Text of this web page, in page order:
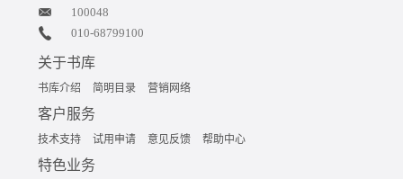
100048
010-68799100
关于书库
书库介绍 简明目录 营销网络
客户服务
技术支持 试用申请 意见反馈 帮助中心
特色业务